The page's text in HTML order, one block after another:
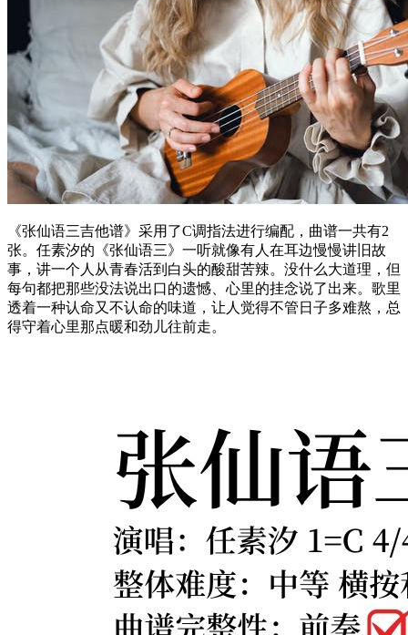
《张仙语三吉他谱》采用了C调指法进行编配，曲谱一共有2
张。任素汐的《张仙语三》一听就像有人在耳边慢慢讲旧故
事，讲一个人从青春活到白头的酸甜苦辣。没什么大道理，但
每句都把那些没法说出口的遗憾、心里的挂念说了出来。歌里
透着一种认命又不认命的味道，让人觉得不管日子多难熬，总
得守着心里那点暖和劲儿往前走。